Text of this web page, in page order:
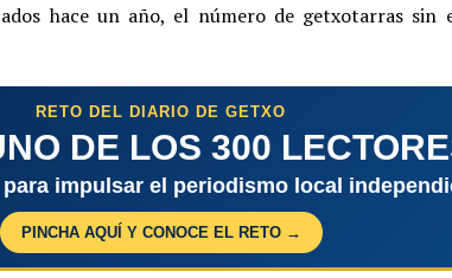
hace un año, el número de getxotarras sin
RETO DEL DIARIO DE GETXO
DE LOS 300
para impulsar el periodismo local
PINCHA AQUÍ Y CONOCE EL RETO →